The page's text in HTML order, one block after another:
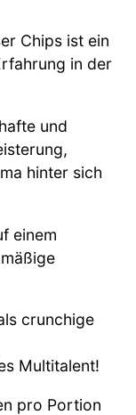
Chips ist ein
in der
und
hinter sich
einem
crunchige
Multitalent!
pro Portion